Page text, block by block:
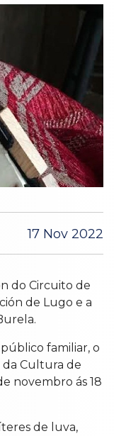
17 Nov 2022
do Circuito de
de Lugo e a
familiar, o
da Cultura de
novembro ás 18
de luva,